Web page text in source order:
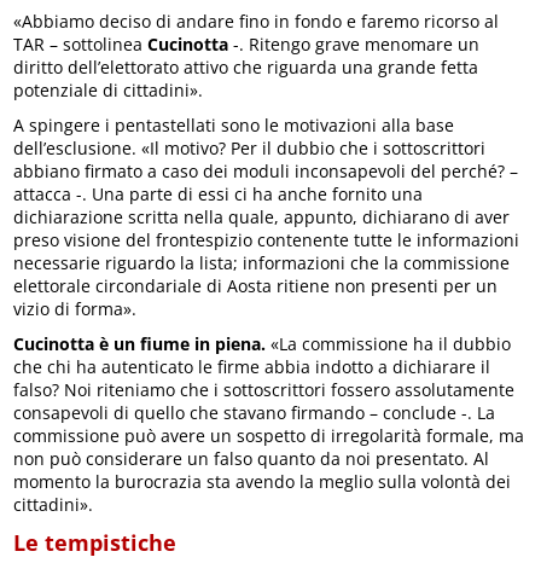
«Abbiamo deciso di andare fino in fondo e faremo ricorso al
TAR – sottolineaCucinotta -. Ritengo grave menomare un
diritto dell’elettorato attivo che riguarda una grande fetta
potenziale di cittadini».
A spingere i pentastellati sono le motivazioni alla base
dell’esclusione. «Il motivo? Per il dubbio che i sottoscrittori
abbiano firmato a caso dei moduli inconsapevoli del perché? –
attacca -. Una parte di essi ci ha anche fornito una
dichiarazione scritta nella quale, appunto, dichiarano di aver
preso visione del frontespizio contenente tutte le informazioni
necessarie riguardo la lista; informazioni che la commissione
elettorale circondariale di Aosta ritiene non presenti per un
vizio di forma».
Cucinotta è un fiume in piena. «La commissione ha il dubbio
che chi ha autenticato le firme abbia indotto a dichiarare il
falso? Noi riteniamo che i sottoscrittori fossero assolutamente
consapevoli di quello che stavano firmando – conclude -. La
commissione può avere un sospetto di irregolarità formale, ma
non può considerare un falso quanto da noi presentato. Al
momento la burocrazia sta avendo la meglio sulla volontà dei
cittadini».
Le tempistiche